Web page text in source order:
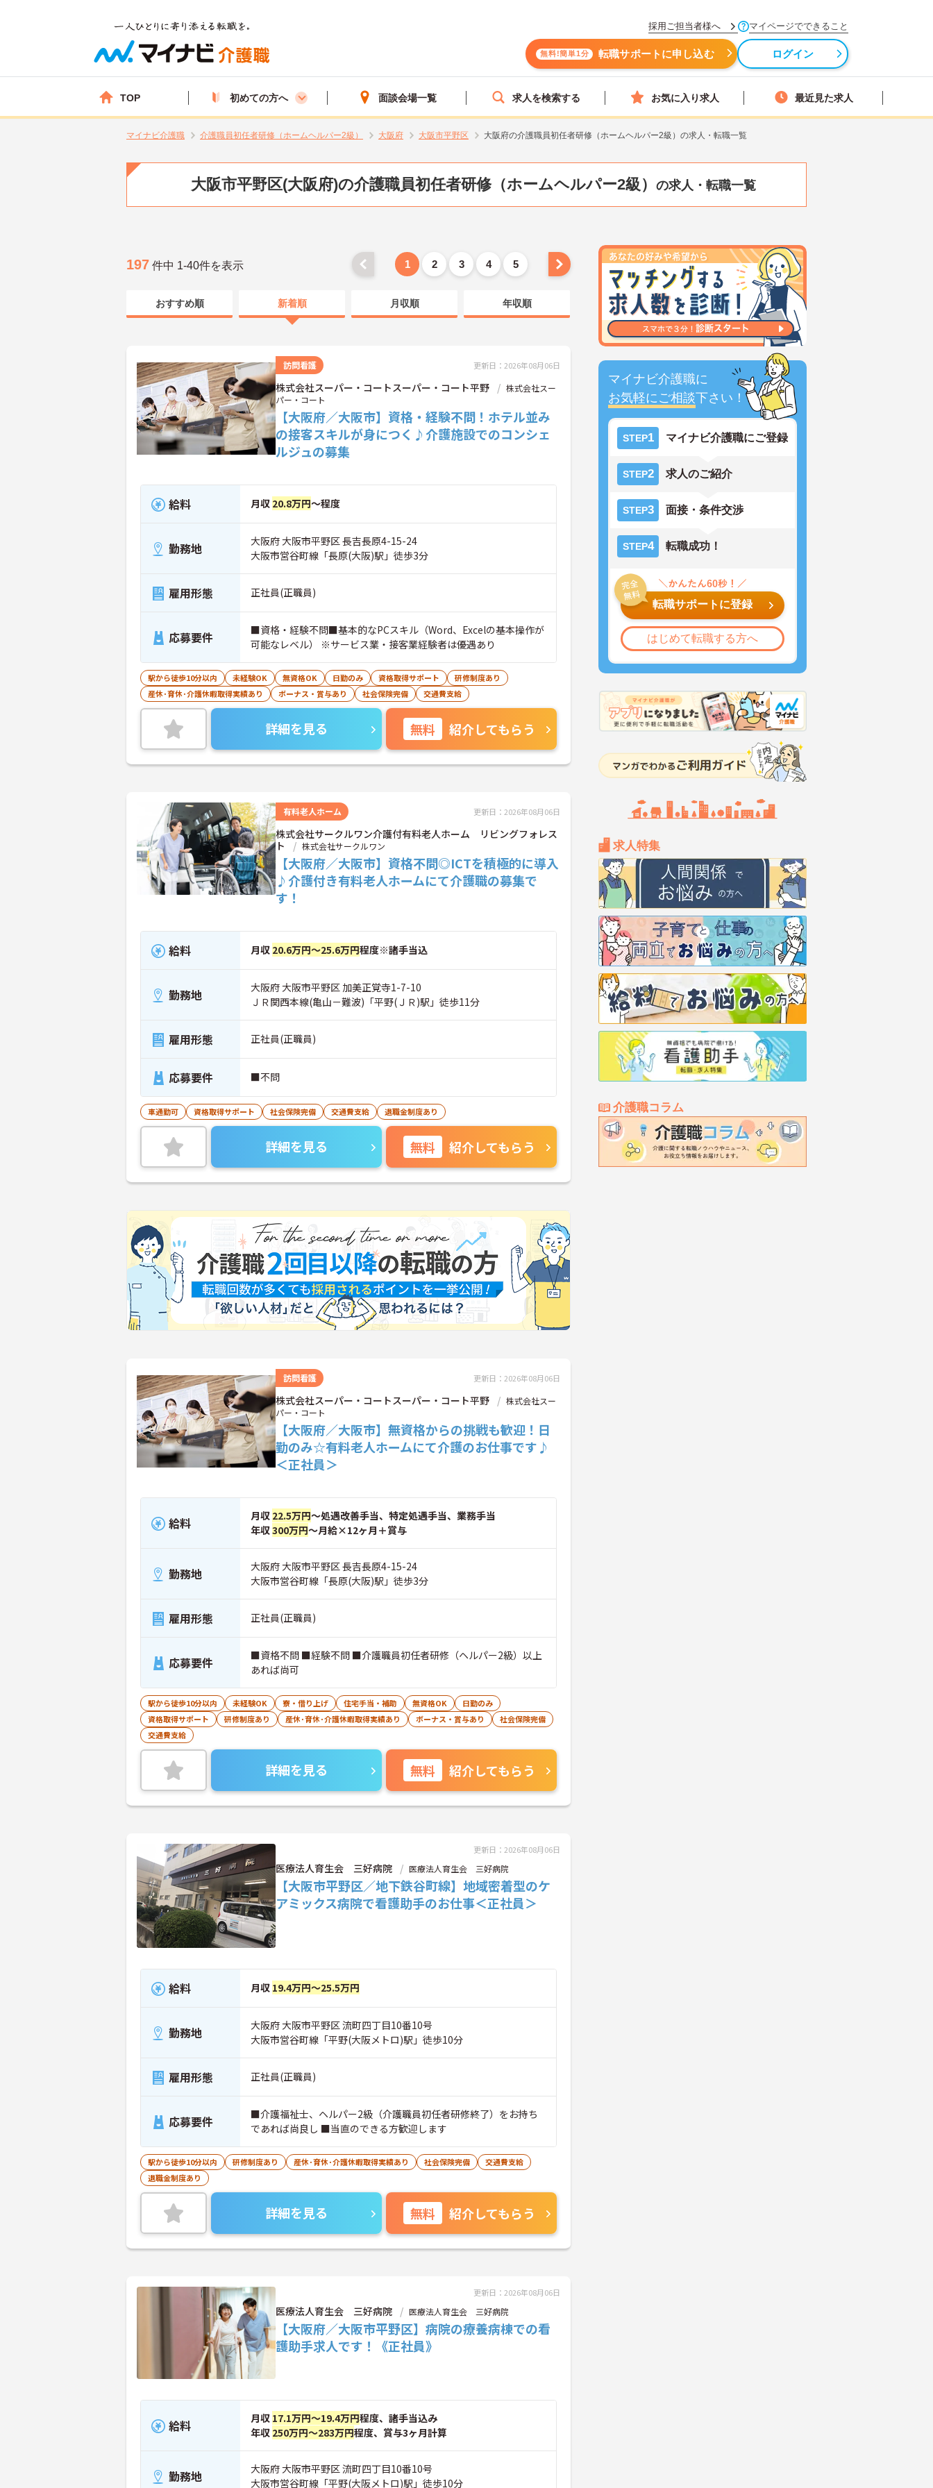
採用ご担当者様へ マイページでできること
無料!簡単1分 転職サポートに申し込む ログイン
TOP 初めての方へ 面談会場一覧 求人を検索する お気に入り求人 最近見た求人
マイナビ介護職 介護職員初任者研修（ホームヘルパー2級） 大阪府 大阪市平野区 大阪府の介護職員初任者研修（ホームヘルパー2級）の求人・転職一覧
大阪市平野区(大阪府)の介護職員初任者研修（ホームヘルパー2級） の求人・転職一覧
マイナビ介護職に
お気軽にご相談下さい！
STEP1 マイナビ介護職にご登録
STEP2 求人のご紹介
STEP3 面接・条件交渉
STEP4 転職成功！
転職サポートに登録
はじめて転職する方へ
求人特集
介護職コラム
197 件中 1-40件を表示 1 2 3 4 5
おすすめ順 新着順 月収順 年収順
訪問看護 更新日：2026年08月06日
株式会社スーパー・コートスーパー・コート平野
株式会社スー
パー・コート
【大阪府／大阪市】資格・経験不問！ホテル並み
の接客スキルが身につく♪介護施設でのコンシェ
ルジュの募集
給料 月収 20.8万円～程度
勤務地
大阪府 大阪市平野区 長吉長原4-15-24
大阪市営谷町線「長原(大阪)駅」徒歩3分
雇用形態 正社員(正職員)
応募要件
■資格・経験不問■基本的なPCスキル（Word、Excelの基本操作が
可能なレベル） ※サービス業・接客業経験者は優遇あり
駅から徒歩10分以内 未経験OK 無資格OK 日勤のみ 資格取得サポート
研修制度あり
産休･育休･介護休暇取得実績あり
ボーナス・賞与あり 社会保険完備 交通費支給
詳細を見る 無料 紹介してもらう
有料老人ホーム 更新日：2026年08月06日
株式会社サークルワン介護付有料老人ホーム リビングフォレス
ト
株式会社サークルワン
【大阪府／大阪市】資格不問◎ICTを積極的に導入
♪介護付き有料老人ホームにて介護職の募集で
す！
給料 月収 20.6万円～25.6万円程度※諸手当込
勤務地
大阪府 大阪市平野区 加美正覚寺1-7-10
ＪＲ関西本線(亀山－難波)「平野(ＪＲ)駅」徒歩11分
雇用形態 正社員(正職員)
応募要件 ■不問
車通勤可 資格取得サポート 社会保険完備 交通費支給 退職金制度あり
詳細を見る 無料 紹介してもらう
訪問看護 更新日：2026年08月06日
株式会社スーパー・コートスーパー・コート平野
株式会社スー
パー・コート
【大阪府／大阪市】無資格からの挑戦も歓迎！日
勤のみ☆有料老人ホームにて介護のお仕事です♪
＜正社員＞
給料 月収 22.5万円～処遇改善手当、特定処遇手当、業務手当
年収300万円～月給×12ヶ月＋賞与
勤務地
大阪府 大阪市平野区 長吉長原4-15-24
大阪市営谷町線「長原(大阪)駅」徒歩3分
雇用形態 正社員(正職員)
応募要件
■資格不問 ■経験不問 ■介護職員初任者研修（ヘルパー2級）以上
あれば尚可
駅から徒歩10分以内 未経験OK 寮・借り上げ 住宅手当・補助 無資格OK
日勤のみ
資格取得サポート
研修制度あり 産休･育休･介護休暇取得実績あり ボーナス・賞与あり
社会保険完備
交通費支給
詳細を見る 無料 紹介してもらう
更新日：2026年08月06日
医療法人育生会 三好病院 医療法人育生会 三好病院
【大阪市平野区／地下鉄谷町線】地域密着型のケ
アミックス病院で看護助手のお仕事＜正社員＞
給料 月収 19.4万円～25.5万円
勤務地
大阪府 大阪市平野区 流町四丁目10番10号
大阪市営谷町線「平野(大阪メトロ)駅」徒歩10分
雇用形態 正社員(正職員)
応募要件
■介護福祉士、ヘルパー2級（介護職員初任者研修終了）をお持ち
であれば尚良し ■当直のできる方歓迎します
駅から徒歩10分以内 研修制度あり 産休･育休･介護休暇取得実績あり 社会保険完備
交通費支給
退職金制度あり
詳細を見る 無料 紹介してもらう
更新日：2026年08月06日
医療法人育生会 三好病院 医療法人育生会 三好病院
【大阪府／大阪市平野区】病院の療養病棟での看
護助手求人です！《正社員》
給料 月収 17.1万円～19.4万円程度、諸手当込み
年収 250万円～283万円程度、賞与3ヶ月計算
勤務地
大阪府 大阪市平野区 流町四丁目10番10号
大阪市営谷町線「平野(大阪メトロ)駅」徒歩10分